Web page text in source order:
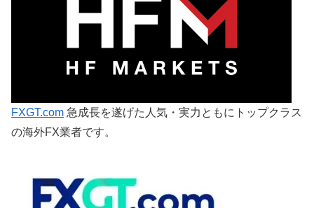
FXGT.com 急成長を遂げた人気・実力ともにトップクラス
の海外FX業者です。